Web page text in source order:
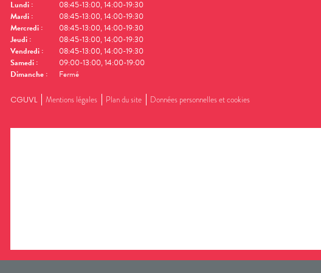
Lundi :
08:45-13:00, 14:00-19:30
Mardi :
08:45-13:00, 14:00-19:30
Mercredi :
08:45-13:00, 14:00-19:30
Jeudi :
08:45-13:00, 14:00-19:30
Vendredi :
08:45-13:00, 14:00-19:30
Samedi :
09:00-13:00, 14:00-19:00
Dimanche : Fermé
CGUVL Mentions légales Plan du site Données personnelles et cookies